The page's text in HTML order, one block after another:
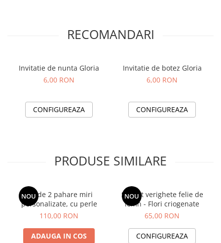
RECOMANDARI
Invitatie de nunta Gloria
6,00 RON
CONFIGUREAZA
Invitatie de botez Gloria
6,00 RON
CONFIGUREAZA
PRODUSE SIMILARE
NOU
Set de 2 pahare miri
personalizate, cu perle
110,00 RON
ADAUGA IN COS
NOU
Suport verighete felie de
lemn - Flori criogenate
65,00 RON
CONFIGUREAZA